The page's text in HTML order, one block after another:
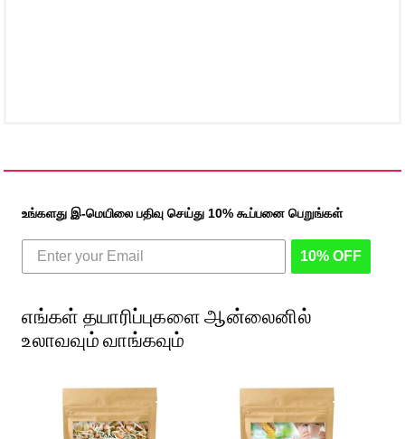
உங்களது இ-மெயிலை பதிவு செய்து 10% கூப்பனை பெறுங்கள்
10% OFF
எங்கள் தயாரிப்புகளை ஆன்லைனில்
உலாவவும் வாங்கவும்